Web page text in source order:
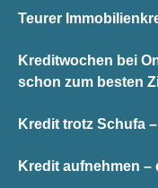
Teurer
Kreditwochen bei
schon zum besten
Kredit trotz Schufa
Kredit aufnehmen